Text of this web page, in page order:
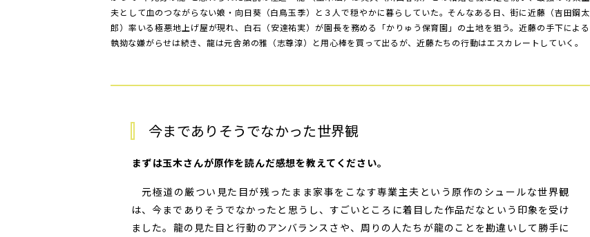
夫として血のつながらない娘・向日葵（白鳥玉季）と３人で穏やかに暮らしていた。そんなある日、街に近藤（吉田鋼太
郎）率いる極悪地上げ屋が現れ、白石（安達祐実）が園長を務める「かりゅう保育園」の土地を狙う。近藤の手下による
執拗な嫌がらせは続き、龍は元舎弟の雅（志尊淳）と用心棒を買って出るが、近藤たちの行動はエスカレートしていく。
今までありそうでなかった世界観
――まずは玉木さんが原作を読んだ感想を教えてください。
元極道の厳つい見た目が残ったまま家事をこなす専業主夫という原作のシュールな世界観
は、今までありそうでなかったと思うし、すごいところに着目した作品だなという印象を受け
ました。龍の見た目と行動のアンバランスさや、周りの人たちが龍のことを勘違いして勝手に